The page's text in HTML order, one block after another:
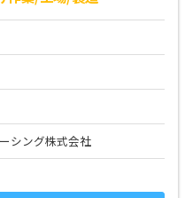
シング株式会社